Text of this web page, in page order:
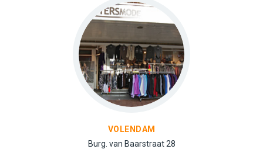
VOLENDAM
Burg. van Baarstraat 28